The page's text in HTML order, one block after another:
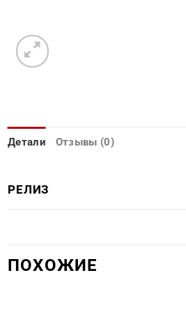
Детали Отзывы (0)
РЕЛИЗ
ПОХОЖИЕ